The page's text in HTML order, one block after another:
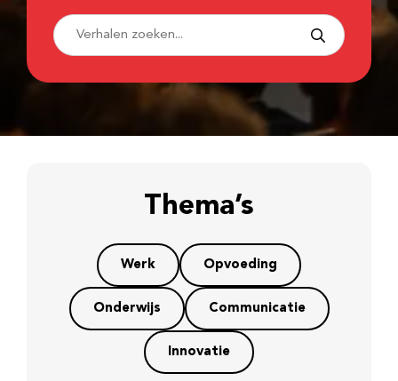
Thema’s
Werk Opvoeding
Onderwijs Communicatie
Innovatie